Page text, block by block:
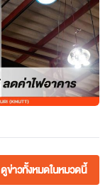
ดูข่าวทั้งหมดในหมวดนี้